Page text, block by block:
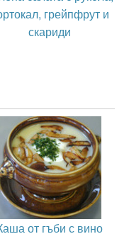
грейпфрут и
скариди
от гъби с вино